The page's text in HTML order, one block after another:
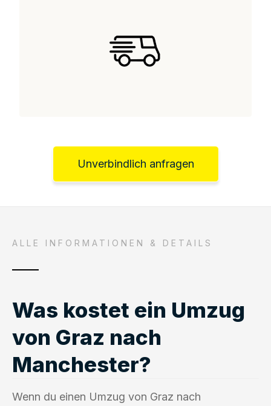
Unverbindlich anfragen
ALLE INFORMATIONEN & DETAILS
Was kostet ein Umzug
von Graz nach
Manchester?
Wenn du einen Umzug von Graz nach